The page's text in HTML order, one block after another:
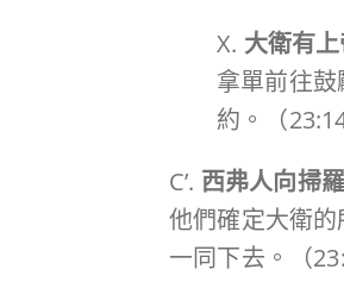
X. 大衛有
拿單前往
約。（
C’. 西弗人向掃
他們確定大衛
一同下去。（